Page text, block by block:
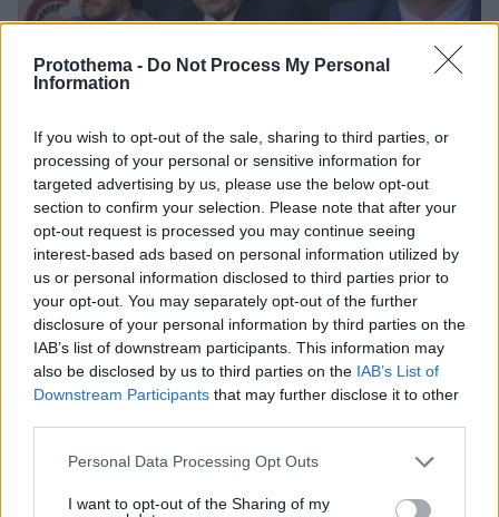
Protothema - Do Not Process My Personal
Information
If you wish to opt-out of the sale, sharing to third parties, or
processing of your personal or sensitive information for
targeted advertising by us, please use the below opt-out
section to confirm your selection. Please note that after your
opt-out request is processed you may continue seeing
interest-based ads based on personal information utilized by
us or personal information disclosed to third parties prior to
your opt-out. You may separately opt-out of the further
disclosure of your personal information by third parties on the
IAB’s list of downstream participants. This information may
also be disclosed by us to third parties on the IAB’s List of
Downstream Participants that may further disclose it to other
Please note that this website/app uses one or more Google
not limited to your visit or usage behaviour. You may click to
Personal Data Processing Opt Outs
I want to opt-out of the Sharing of my
Ποιοι είναι οι «Σπαρτιάτες» που πήραν «καύσιμο» από τον
Κασιδιάρη και μπήκαν στη Βουλή
25.06.2023, 20:12
Ειδήσεις Δημοφιλή Σχολιασμένα
πριν 5 λεπτά